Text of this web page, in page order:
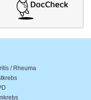
/ Rheuma